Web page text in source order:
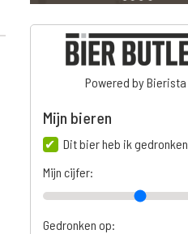
Powered by Bierista
Mijn bieren
Dit bier heb ik gedronken
Mijn cijfer:
Gedronken op: